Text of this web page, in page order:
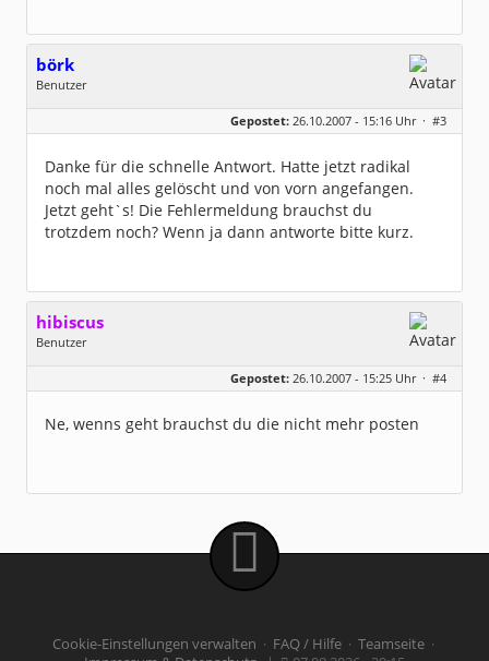
börk
Benutzer
Geschlecht:
keine Angabe
Dabei seit:
10 / 2007
Gepostet: 26.10.2007 - 15:16 Uhr · #3
Danke für die schnelle Antwort. Hatte jetzt radikal
noch mal alles gelöscht und von vorn angefangen.
Jetzt geht`s! Die Fehlermeldung brauchst du
trotzdem noch? Wenn ja dann antworte bitte kurz.
hibiscus
Benutzer
Homepage:
willuhn.de/
Dabei seit:
03 / 2005
Gepostet: 26.10.2007 - 15:25 Uhr · #4
Ne, wenns geht brauchst du die nicht mehr posten
Cookie-Einstellungen verwalten · FAQ / Hilfe· Teamseite·